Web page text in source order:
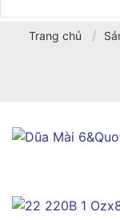
Trang chủ /